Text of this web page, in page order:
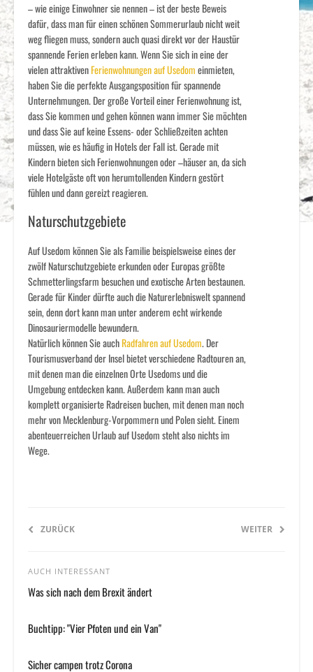
– wie einige Einwohner sie nennen – ist der beste Beweis
dafür, dass man für einen schönen Sommerurlaub nicht weit
weg fliegen muss, sondern auch quasi direkt vor der Haustür
spannende Ferien erleben kann. Wenn Sie sich in eine der
vielen attraktivenFerienwohnungen auf Usedomeinmieten,
haben Sie die perfekte Ausgangsposition für spannende
Unternehmungen. Der große Vorteil einer Ferienwohnung ist,
dass Sie kommen und gehen können wann immer Sie möchten
und dass Sie auf keine Essens- oder Schließzeiten achten
müssen, wie es häufig in Hotels der Fall ist. Gerade mit
Kindern bieten sich Ferienwohnungen oder –häuser an, da sich
viele Hotelgäste oft von herumtollenden Kindern gestört
fühlen und dann gereizt reagieren.
Naturschutzgebiete
Auf Usedom können Sie als Familie beispielsweise eines der
zwölf Naturschutzgebiete erkunden oder Europas größte
Schmetterlingsfarm besuchen und exotische Arten bestaunen.
Gerade für Kinder dürfte auch die Naturerlebniswelt spannend
sein, denn dort kann man unter anderem echt wirkende
Dinosauriermodelle bewundern.
Natürlich können Sie auchRadfahren auf Usedom. Der
Tourismusverband der Insel bietet verschiedene Radtouren an,
mit denen man die einzelnen Orte Usedoms und die
Umgebung entdecken kann. Außerdem kann man auch
komplett organisierte Radreisen buchen, mit denen man noch
mehr von Mecklenburg-Vorpommern und Polen sieht. Einem
abenteuerreichen Urlaub auf Usedom steht also nichts im
Wege.
ZURÜCK WEITER
AUCH INTERESSANT
Was sich nach dem Brexit ändert
Buchtipp: "Vier Pfoten und ein Van"
Sicher campen trotz Corona